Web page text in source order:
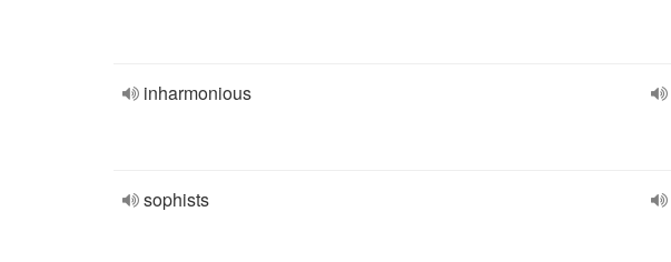
inharmonious
sophists